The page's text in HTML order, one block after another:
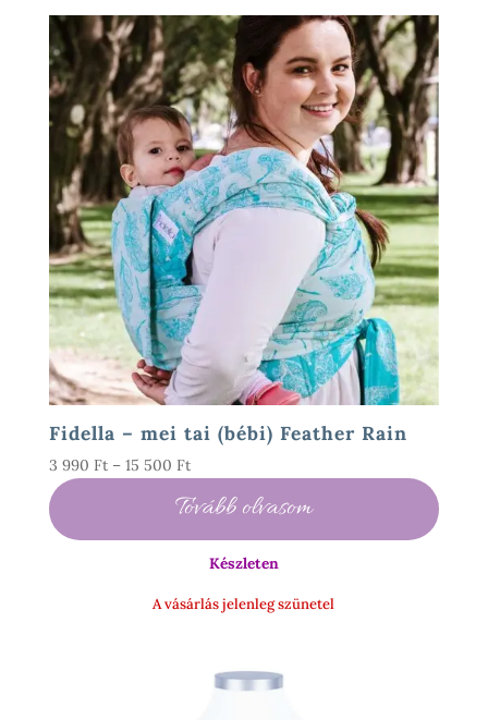
Fidella – mei tai (bébi) Feather Rain
3 990 Ft – 15 500 FtÁrtartomány:
990 Ft
-
Tovább olvasom
Készleten
A vásárlás jelenleg szünetel